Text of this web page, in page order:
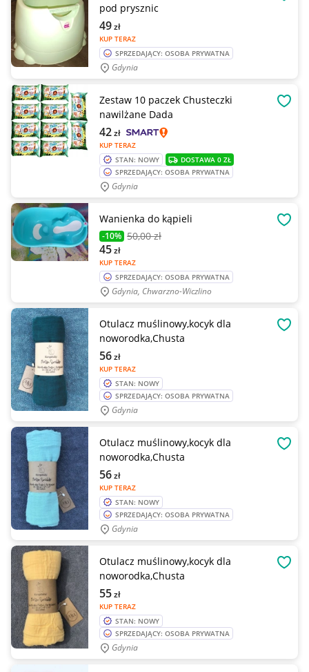
pod prysznic
KUP TERAZ
49zł
SPRZEDAJĄCY: OSOBA PRYWATNA
Gdynia
Zestaw 10 paczek Chusteczki
nawilżane Dada
KUP TERAZ
42zł
STAN: NOWY
DOSTAWA 0 ZŁ
SPRZEDAJĄCY: OSOBA PRYWATNA
Gdynia
Wanienka do kąpieli
-10% 50,00 zł
KUP TERAZ
45zł
SPRZEDAJĄCY: OSOBA PRYWATNA
Gdynia, Chwarzno-Wiczlino
Otulacz muślinowy,kocyk dla
noworodka,Chusta
KUP TERAZ
56zł
STAN: NOWY
SPRZEDAJĄCY: OSOBA PRYWATNA
Gdynia
Otulacz muślinowy,kocyk dla
noworodka,Chusta
KUP TERAZ
56zł
STAN: NOWY
SPRZEDAJĄCY: OSOBA PRYWATNA
Gdynia
Otulacz muślinowy,kocyk dla
noworodka,Chusta
KUP TERAZ
55zł
STAN: NOWY
SPRZEDAJĄCY: OSOBA PRYWATNA
Gdynia